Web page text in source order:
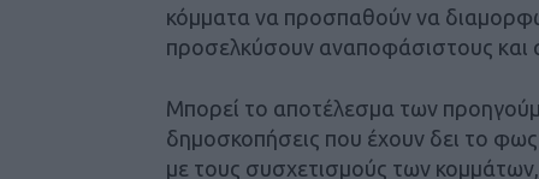
κόμματα να προσπαθούν να
προσελκύσουν αναποφάσιστους
Μπορεί το αποτέλεσμα των
δημοσκοπήσεις που έχουν δει το
με τους συσχετισμούς των